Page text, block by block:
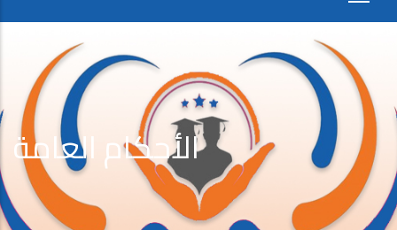
الأحكام العامة